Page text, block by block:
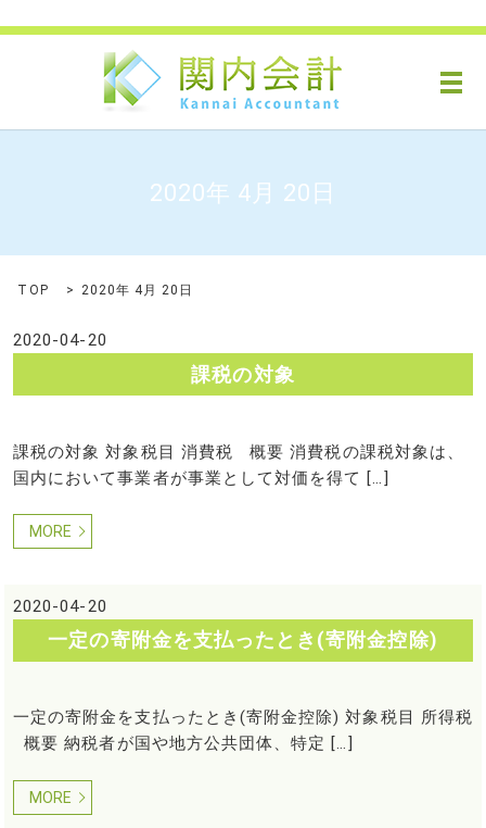
メ
2020年 4月 20日
TOP 2020年 4月 20日
2020-04-20
課税の対象
課税の対象 対象税目 消費税 概要 消費税の課税対象は、
国内において事業者が事業として対価を得て […]
MORE
2020-04-20
一定の寄附金を支払ったとき(寄附金控除)
一定の寄附金を支払ったとき(寄附金控除) 対象税目 所得税
概要 納税者が国や地方公共団体、特定 […]
MORE